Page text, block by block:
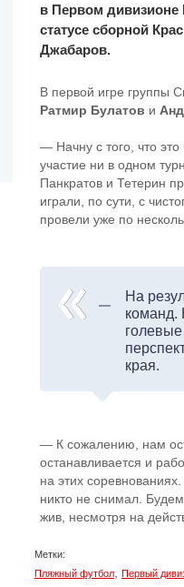
в Первом
статусе сборной
Джабаров.
В первой игре группы
Ратмир Булатов и
— Начну с того, что
участие ни в одном
Панкратов и Тетерин
играли, по сути, с
провели уже по
На
команд.
края.
— К сожалению, нам
останавливается и
на этих
никто не снимал.
жив, несмотря на
Метки:
Пляжный футбол
Первый